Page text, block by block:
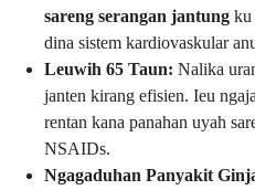
sareng serangan jantung ku
dina sistem kardiovaskular
Leuwih 65 Taun: Nalika
janten kirang efisien. Ieu
rentan kana panahan uyah
NSAIDs.
Ngagaduhan Panyakit